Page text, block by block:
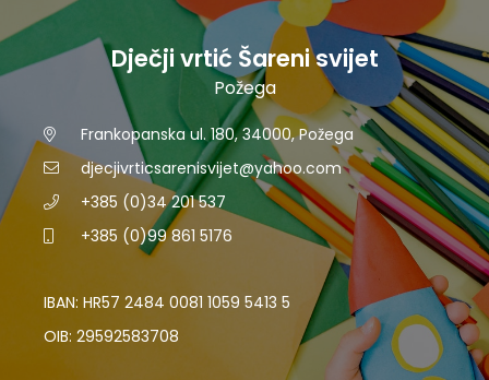
Dječji vrtić Šareni svijet
Požega
Frankopanska ul. 180, 34000, Požega
djecjivrticsarenisvijet@yahoo.com
+385 (0)34 201 537
+385 (0)99 861 5176
IBAN: HR57 2484 0081 1059 5413 5
OIB: 29592583708